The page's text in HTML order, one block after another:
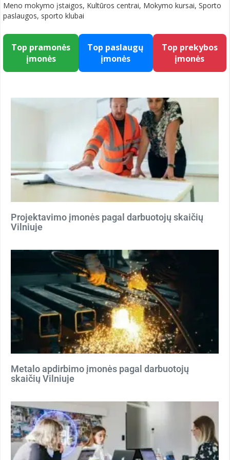
Meno mokymo įstaigos, Kultūros centrai, Mokymo kursai, Sporto
paslaugos, sporto klubai
Top pramonės
įmonės
Top paslaugų
įmonės
Top prekybos
įmonės
Projektavimo įmonės pagal darbuotojų skaičių
Vilniuje
Metalo apdirbimo įmonės pagal darbuotojų
skaičių Vilniuje